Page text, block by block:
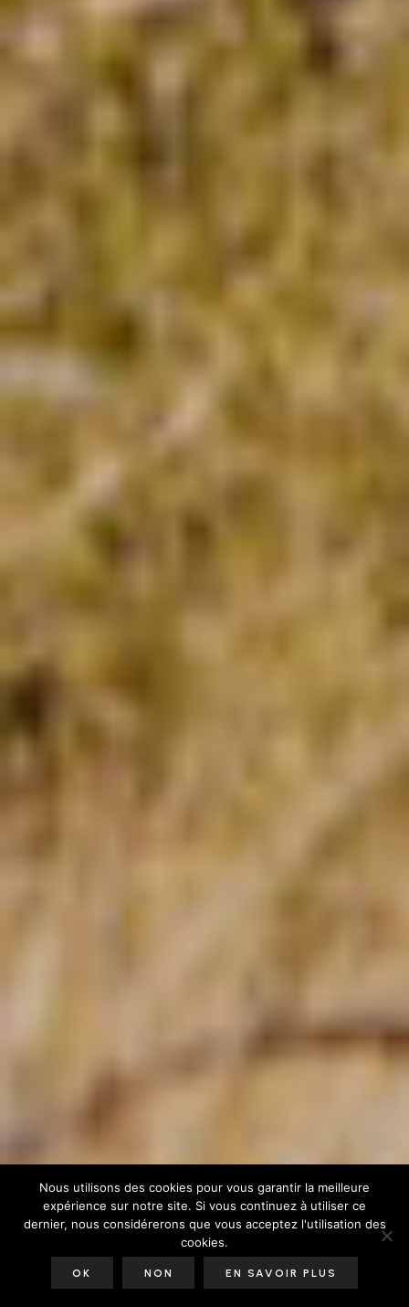
Nous utilisons des cookies pour vous garantir la meilleure
expérience sur notre site. Si vous continuez à utiliser ce
dernier, nous considérerons que vous acceptez l'utilisation des
cookies.
OK NON EN SAVOIR PLUS